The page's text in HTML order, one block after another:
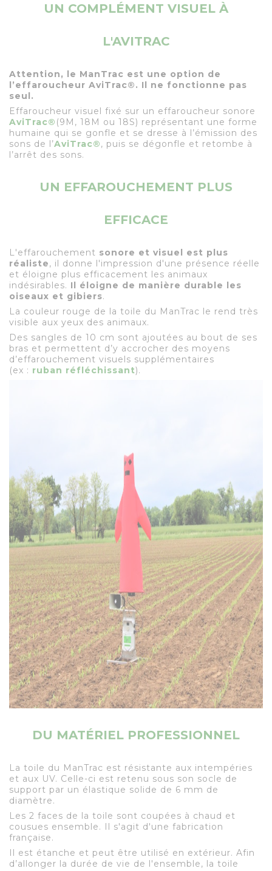
UN COMPLÉMENT VISUEL À
L'AVITRAC
Attention, le ManTrac est une option de
l’effaroucheur AviTrac®. Il ne fonctionne pas
seul.
Effaroucheur visuel fixé sur un effaroucheur sonore
AviTrac® (9M, 18M ou 18S) représentant une forme
humaine qui se gonfle et se dresse à l’émission des
sons de l’AviTrac®, puis se dégonfle et retombe à
l’arrêt des sons.
UN EFFAROUCHEMENT PLUS
EFFICACE
L'effarouchement sonore et visuel est plus
réaliste, il donne l'impression d'une présence réelle
et éloigne plus efficacement les animaux
indésirables. Il éloigne de manière durable les
oiseaux et gibiers.
La couleur rouge de la toile du ManTrac le rend très
visible aux yeux des animaux.
Des sangles de 10 cm sont ajoutées au bout de ses
bras et permettent d’y accrocher des moyens
d’effarouchement visuels supplémentaires
(ex : ruban réfléchissant).
DU MATÉRIEL PROFESSIONNEL
La toile du ManTrac est résistante aux intempéries
et aux UV. Celle-ci est retenu sous son socle de
support par un élastique solide de 6 mm de
diamètre.
Les 2 faces de la toile sont coupées à chaud et
cousues ensemble. Il s'agit d'une fabrication
française.
Il est étanche et peut être utilisé en extérieur. Afin
d’allonger la durée de vie de l'ensemble, la toile